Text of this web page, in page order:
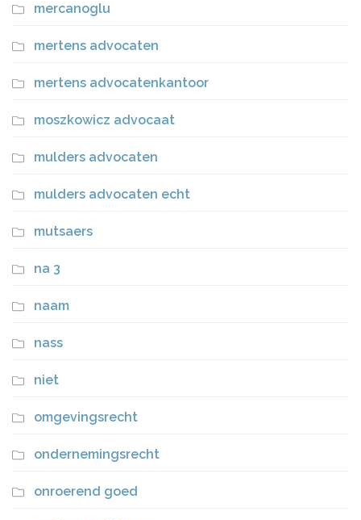
mercanoglu
mertens advocaten
mertens advocatenkantoor
moszkowicz advocaat
mulders advocaten
mulders advocaten echt
mutsaers
na 3
naam
nass
niet
omgevingsrecht
ondernemingsrecht
onroerend goed